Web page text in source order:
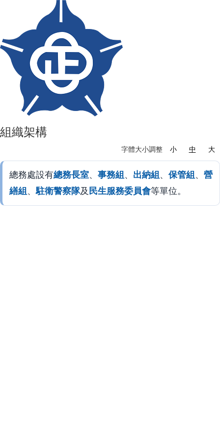
組織架構
字體大小調整 小 中 大
總務處設有總務長室、 事務組 、 出納組 、 保管組 、 營
繕組 、駐衛警察隊及 民生服務委員會等單位。